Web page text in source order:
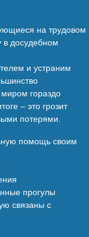
на трудовом
в досудебном
и устраним
гораздо
– это грозит
потерями.
помощь своим
прогулы
связаны с